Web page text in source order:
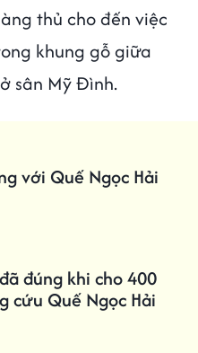
thủ cho đến việc
khung gỗ giữa
sân Mỹ Đình.
với Quế Ngọc Hải
đúng khi cho 400
cứu Quế Ngọc Hải